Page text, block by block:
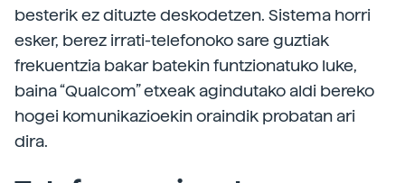
besterik ez dituzte deskodetzen. Sistema horri
esker, berez irrati-telefonoko sare guztiak
frekuentzia bakar batekin funtzionatuko luke,
baina “Qualcom” etxeak agindutako aldi bereko
hogei komunikazioekin oraindik probatan ari
dira.